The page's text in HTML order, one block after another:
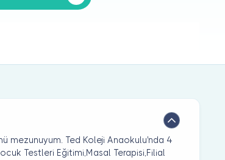
mezunuyum. Ted Koleji Anaokulu'nda 4
Testleri Eğitimi,Masal Terapisi,Filial